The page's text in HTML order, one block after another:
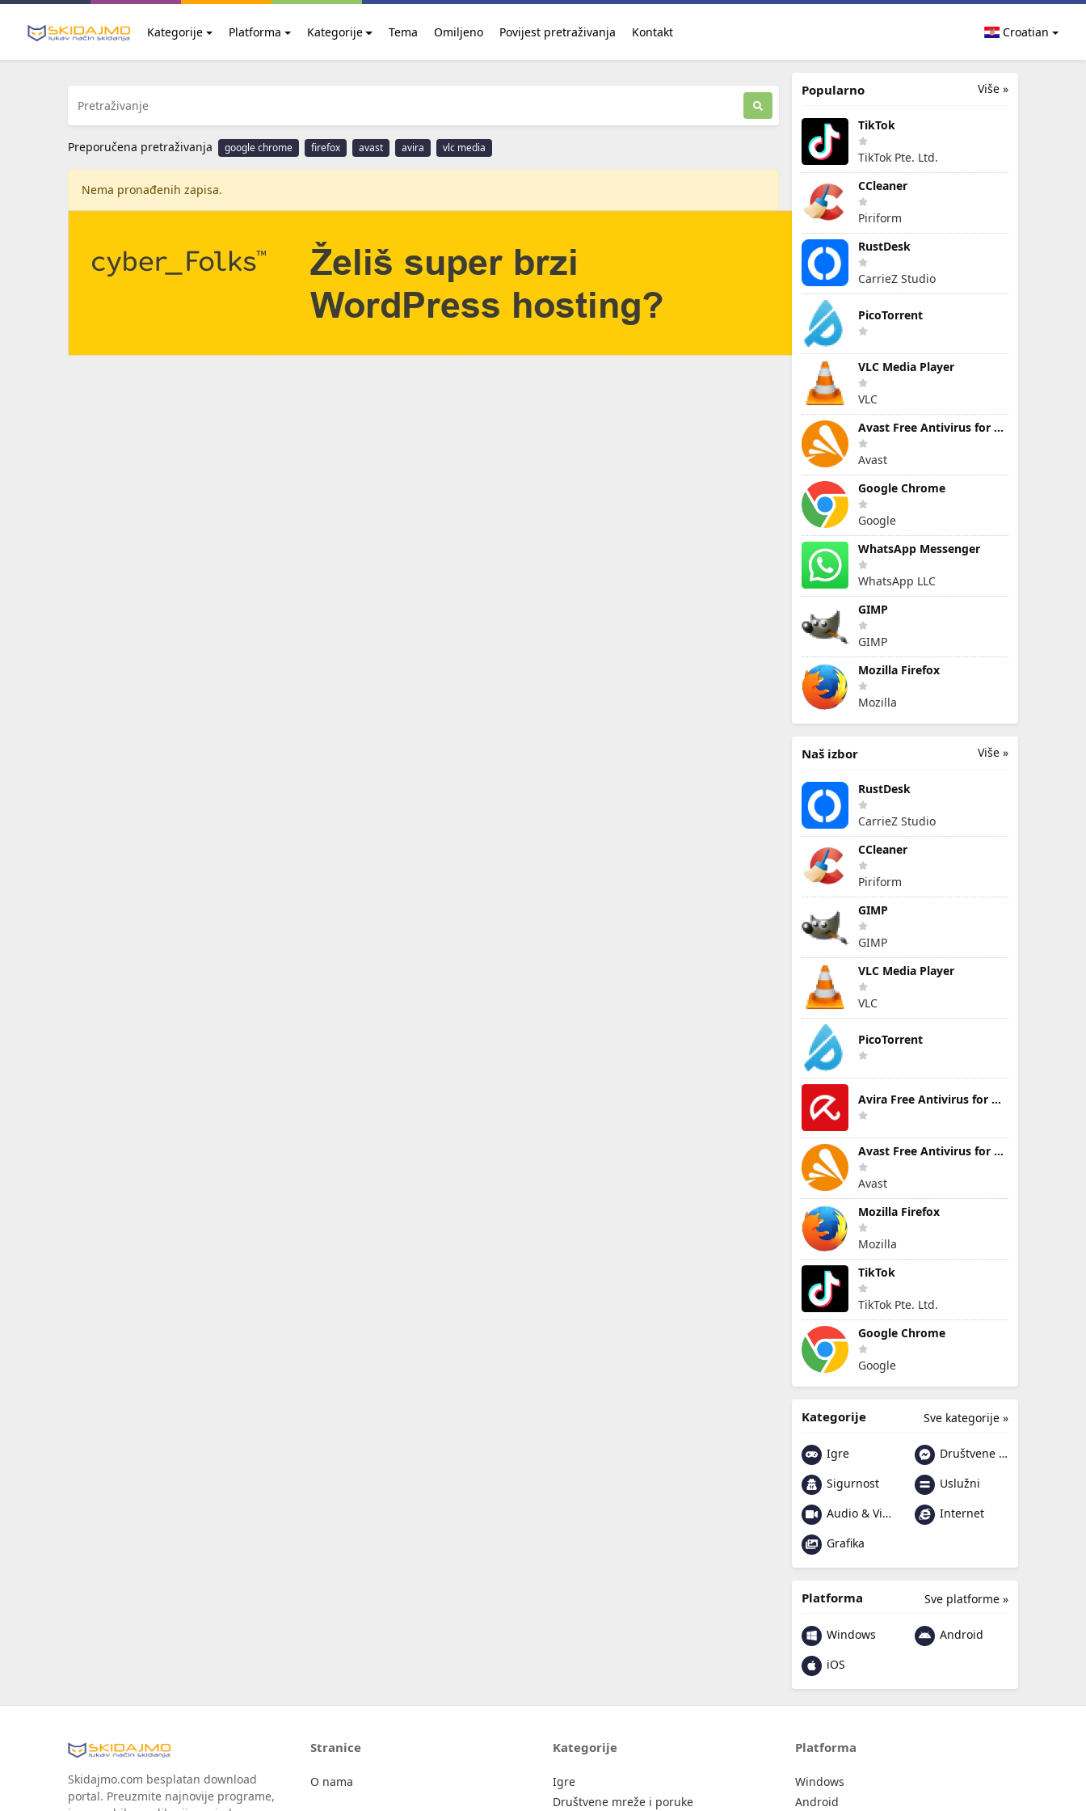
Kategorije Platforma Kategorije Tema Omiljeno Povijest pretraživanja Kontakt Croatian
Preporučena pretraživanja google chrome firefox avast avira vlc media
Nema pronađenih zapisa.
Više »
Popularno
TikTok
TikTok Pte. Ltd.
CCleaner
Piriform
RustDesk
CarrieZ Studio
PicoTorrent
VLC Media Player
VLC
Avast Free Antivirus for Windows
Avast
Google Chrome
Google
WhatsApp Messenger
WhatsApp LLC
GIMP
GIMP
Mozilla Firefox
Mozilla
Više »
Naš izbor
RustDesk
CarrieZ Studio
CCleaner
Piriform
GIMP
GIMP
VLC Media Player
VLC
PicoTorrent
Avira Free Antivirus for Windows
Avast Free Antivirus for Windows
Avast
Mozilla Firefox
Mozilla
TikTok
TikTok Pte. Ltd.
Google Chrome
Google
Sve kategorije »
Kategorije
Igre
Društvene mreže i poruke
Sigurnost
Uslužni
Audio & Video
Internet
Grafika
Sve platforme »
Platforma
Windows
Android
iOS
Skidajmo.com besplatan download
portal. Preuzmite najnovije programe,
Stranice
O nama
Kategorije
Igre
Društvene mreže i poruke
Platforma
Windows
Android